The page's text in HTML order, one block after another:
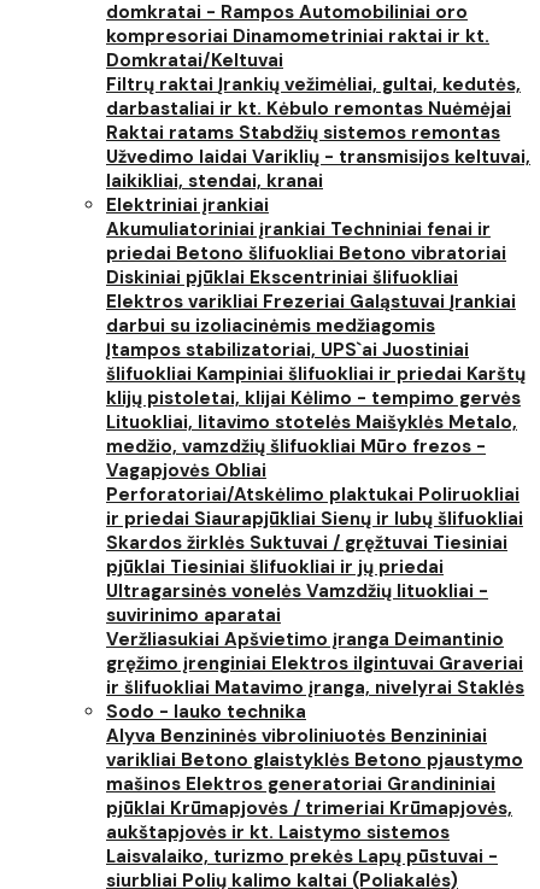
domkratai - Rampos Automobiliniai oro
kompresoriai Dinamometriniai raktai ir kt.
Domkratai/Keltuvai
Filtrų raktai Įrankių vežimėliai, gultai, kedutės,
darbastaliai ir kt. Kėbulo remontas Nuėmėjai
Raktai ratams Stabdžių sistemos remontas
Užvedimo laidai Variklių - transmisijos keltuvai,
laikikliai, stendai, kranai
Elektriniai įrankiai
Akumuliatoriniai įrankiai Techniniai fenai ir
priedai Betono šlifuokliai Betono vibratoriai
Diskiniai pjūklai Ekscentriniai šlifuokliai
Elektros varikliai Frezeriai Galąstuvai Įrankiai
darbui su izoliacinėmis medžiagomis
Įtampos stabilizatoriai, UPS`ai Juostiniai
šlifuokliai Kampiniai šlifuokliai ir priedai Karštų
klijų pistoletai, klijai Kėlimo - tempimo gervės
Lituokliai, litavimo stotelės Maišyklės Metalo,
medžio, vamzdžių šlifuokliai Mūro frezos -
Vagapjovės Obliai
Perforatoriai/Atskėlimo plaktukai Poliruokliai
ir priedai Siaurapjūkliai Sienų ir lubų šlifuokliai
Skardos žirklės Suktuvai / gręžtuvai Tiesiniai
pjūklai Tiesiniai šlifuokliai ir jų priedai
Ultragarsinės vonelės Vamzdžių lituokliai -
suvirinimo aparatai
Veržliasukiai Apšvietimo įranga Deimantinio
gręžimo įrenginiai Elektros ilgintuvai Graveriai
ir šlifuokliai Matavimo įranga, nivelyrai Staklės
Sodo - lauko technika
Alyva Benzininės vibroliniuotės Benzininiai
varikliai Betono glaistyklės Betono pjaustymo
mašinos Elektros generatoriai Grandininiai
pjūklai Krūmapjovės / trimeriai Krūmapjovės,
aukštapjovės ir kt. Laistymo sistemos
Laisvalaiko, turizmo prekės Lapų pūstuvai -
siurbliai Polių kalimo kaltai (Poliakalės)